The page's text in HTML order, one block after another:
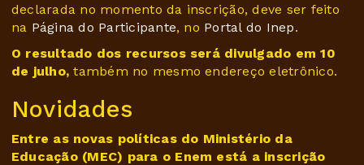
declarada no momento da inscrição, deve ser feito
na Página do Participante, no Portal do Inep.
O resultado dos recursos será divulgado em 10
de julho,também no mesmo endereço eletrônico.
Novidades
Entre as novas políticas do Ministério da
Educação (MEC) para o Enem está a inscrição